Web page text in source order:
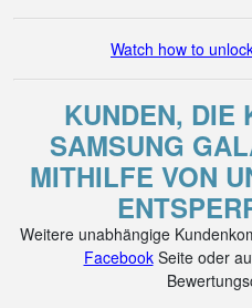
Watch how to
KUNDEN, DIE
SAMSUNG
MITHILFE VON
Weitere unabhängige
FacebookSeite oder